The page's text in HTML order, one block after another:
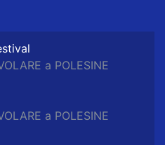
a POLESINE
a POLESINE